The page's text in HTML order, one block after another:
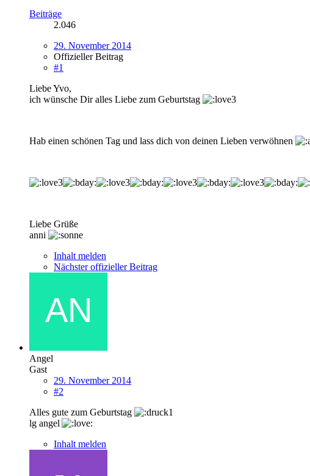
Beiträge
2.046
29. November 2014
Offizieller Beitrag
#1
Liebe Yvo,
ich wünsche Dir alles Liebe zum Geburtstag
Hab einen schönen Tag und lass dich von deinen Lieben verwöhnen
Liebe Grüße
anni
Inhalt melden
Nächster offizieller Beitrag
Angel
Gast
29. November 2014
#2
Alles gute zum Geburtstag
lg angel
Inhalt melden